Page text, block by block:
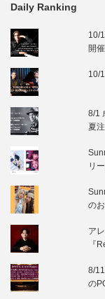
Daily Ranking
10/
開
10/
8/1
夏
リ
の
ア
『
8/
の